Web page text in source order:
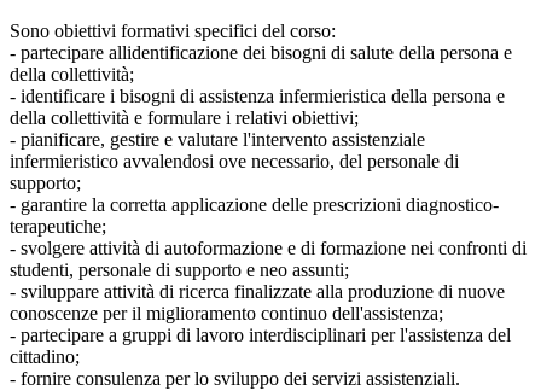
Sono obiettivi formativi specifici del corso:
- partecipare allidentificazione dei bisogni di salute della persona e
della collettività;
- identificare i bisogni di assistenza infermieristica della persona e
della collettività e formulare i relativi obiettivi;
- pianificare, gestire e valutare l'intervento assistenziale
infermieristico avvalendosi ove necessario, del personale di
supporto;
- garantire la corretta applicazione delle prescrizioni diagnostico-
terapeutiche;
- svolgere attività di autoformazione e di formazione nei confronti di
studenti, personale di supporto e neo assunti;
- sviluppare attività di ricerca finalizzate alla produzione di nuove
conoscenze per il miglioramento continuo dell'assistenza;
- partecipare a gruppi di lavoro interdisciplinari per l'assistenza del
cittadino;
- fornire consulenza per lo sviluppo dei servizi assistenziali.